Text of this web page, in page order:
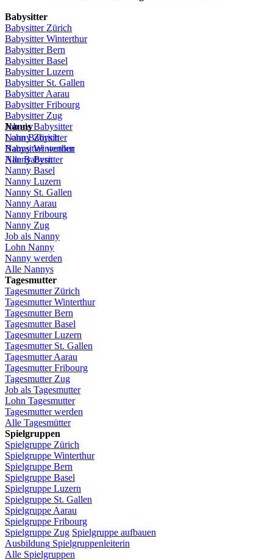
Babysitter
Babysitter Zürich
Babysitter Winterthur
Babysitter Bern
Babysitter Basel
BabysitterLuzern
Babysitter St. Gallen
BabysitterAarau
BabysitterFribourg
Babysitter Zug
JobalsBabysitter
LohnBabysitter
Babysitterwerden
Alle Babysitter
Nanny
NannyZürich
Nanny Winterthur
Nanny Bern
Nanny Basel
Nanny Luzern
Nanny St. Gallen
Nanny Aarau
Nanny Fribourg
Nanny Zug
Job als Nanny
Lohn Nanny
Nanny werden
Alle Nannys
Tagesmutter
Tagesmutter Zürich
TagesmutterWinterthur
TagesmutterBern
TagesmutterBasel
Tagesmutter Luzern
TagesmutterSt. Gallen
Tagesmutter Aarau
Tagesmutter Fribourg
Tagesmutter Zug
Job als Tagesmutter
Lohn Tagesmutter
Tagesmutter werden
Alle Tagesmütter
Spielgruppen
Spielgruppe Zürich
Spielgruppe Winterthur
Spielgruppe Bern
Spielgruppe Basel
Spielgruppe Luzern
Spielgruppe St. Gallen
Spielgruppe Aarau
Spielgruppe Fribourg
Spielgruppe Zug Spielgruppe aufbauen
Ausbildung Spielgruppenleiterin
Alle Spielgruppen